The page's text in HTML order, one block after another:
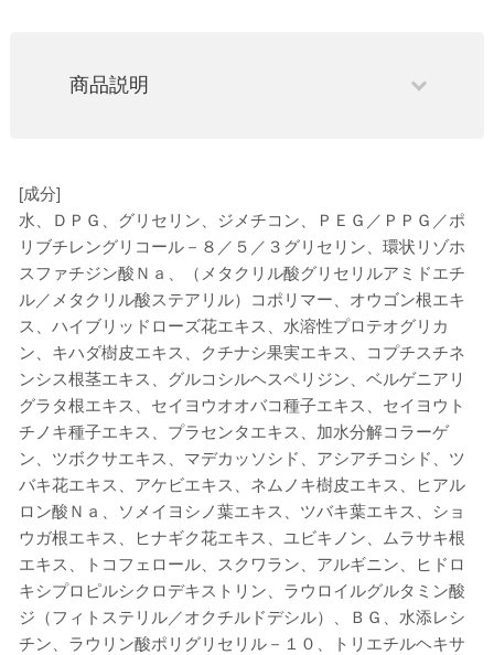
商品説明
[成分]
水、ＤＰＧ、グリセリン、ジメチコン、ＰＥＧ／ＰＰＧ／ポ
リブチレングリコール－８／５／３グリセリン、環状リゾホ
スファチジン酸Ｎａ、（メタクリル酸グリセリルアミドエチ
ル／メタクリル酸ステアリル）コポリマー、オウゴン根エキ
ス、ハイブリッドローズ花エキス、水溶性プロテオグリカ
ン、キハダ樹皮エキス、クチナシ果実エキス、コプチスチネ
ンシス根茎エキス、グルコシルヘスペリジン、ベルゲニアリ
グラタ根エキス、セイヨウオオバコ種子エキス、セイヨウト
チノキ種子エキス、プラセンタエキス、加水分解コラーゲ
ン、ツボクサエキス、マデカッソシド、アシアチコシド、ツ
バキ花エキス、アケビエキス、ネムノキ樹皮エキス、ヒアル
ロン酸Ｎａ、ソメイヨシノ葉エキス、ツバキ葉エキス、ショ
ウガ根エキス、ヒナギク花エキス、ユビキノン、ムラサキ根
エキス、トコフェロール、スクワラン、アルギニン、ヒドロ
キシプロピルシクロデキストリン、ラウロイルグルタミン酸
ジ（フィトステリル／オクチルドデシル）、ＢＧ、水添レシ
チン、ラウリン酸ポリグリセリル－１０、トリエチルヘキサ